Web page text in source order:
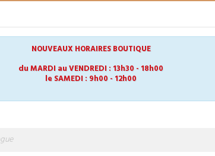
NOUVEAUX HORAIRES BOUTIQUE
du MARDI au VENDREDI : 13h30 - 18h00
le SAMEDI : 9h00 - 12h00